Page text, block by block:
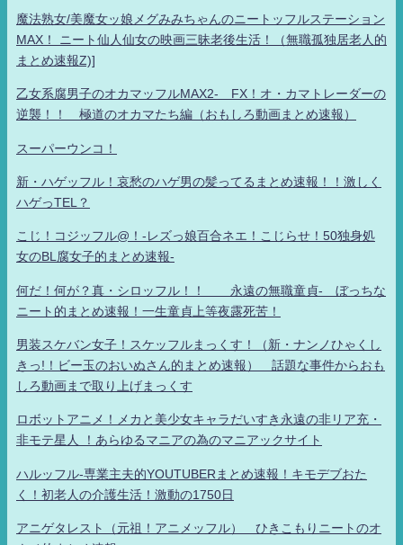
魔法熟女/美魔女ッ娘メグみみちゃんのニートッフルステーション
MAX！ ニート仙人仙女の映画三昧老後生活！（無職孤独居老人的
まとめ速報Z)]
乙女系腐男子のオカマッフルMAX2- FX！オ・カマトレーダーの
逆襲！！ 極道のオカマたち編（おもしろ動画まとめ速報）
スーパーウンコ！
新・ハゲッフル！哀愁のハゲ男の髪ってるまとめ速報！！激しく
ハゲっTEL？
こじ！コジッフル@！-レズっ娘百合ネエ！こじらせ！50独身処
女のBL腐女子的まとめ速報-
何だ！何が？真・シロッフル！！ 永遠の無職童貞- ぼっちな
ニート的まとめ速報！一生童貞上等夜露死苦！
男装スケバン女子！スケッフルまっくす！（新・ナンノひゃくし
きっ!！ビー玉のおいぬさん的まとめ速報） 話題な事件からおも
しろ動画まで取り上げまっくす
ロボットアニメ！メカと美少女キャラだいすき永遠の非リア充・
非モテ星人 ！あらゆるマニアの為のマニアックサイト
ハルッフル-専業主夫的YOUTUBERまとめ速報！キモデブおた
く！初老人の介護生活！激動の1750日
アニゲタレスト（元祖！アニメッフル） ひきこもりニートのオ